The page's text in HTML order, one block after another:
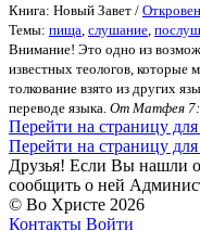
Книга: Новый Завет /
Темы: пища слушание
Внимание! Это одно из
известных теологов, которые
толкование взято из других
переводе языка. От Матфея
Перейти на страницу
Перейти на страницу
Друзья! Если Вы нашли
сообщить о ней
© Во Христе 2026
Контакты Войти